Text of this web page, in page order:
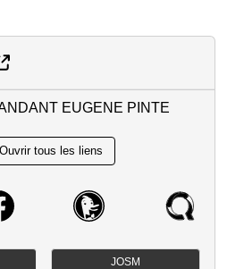
EUGENE PINTE
JOSM